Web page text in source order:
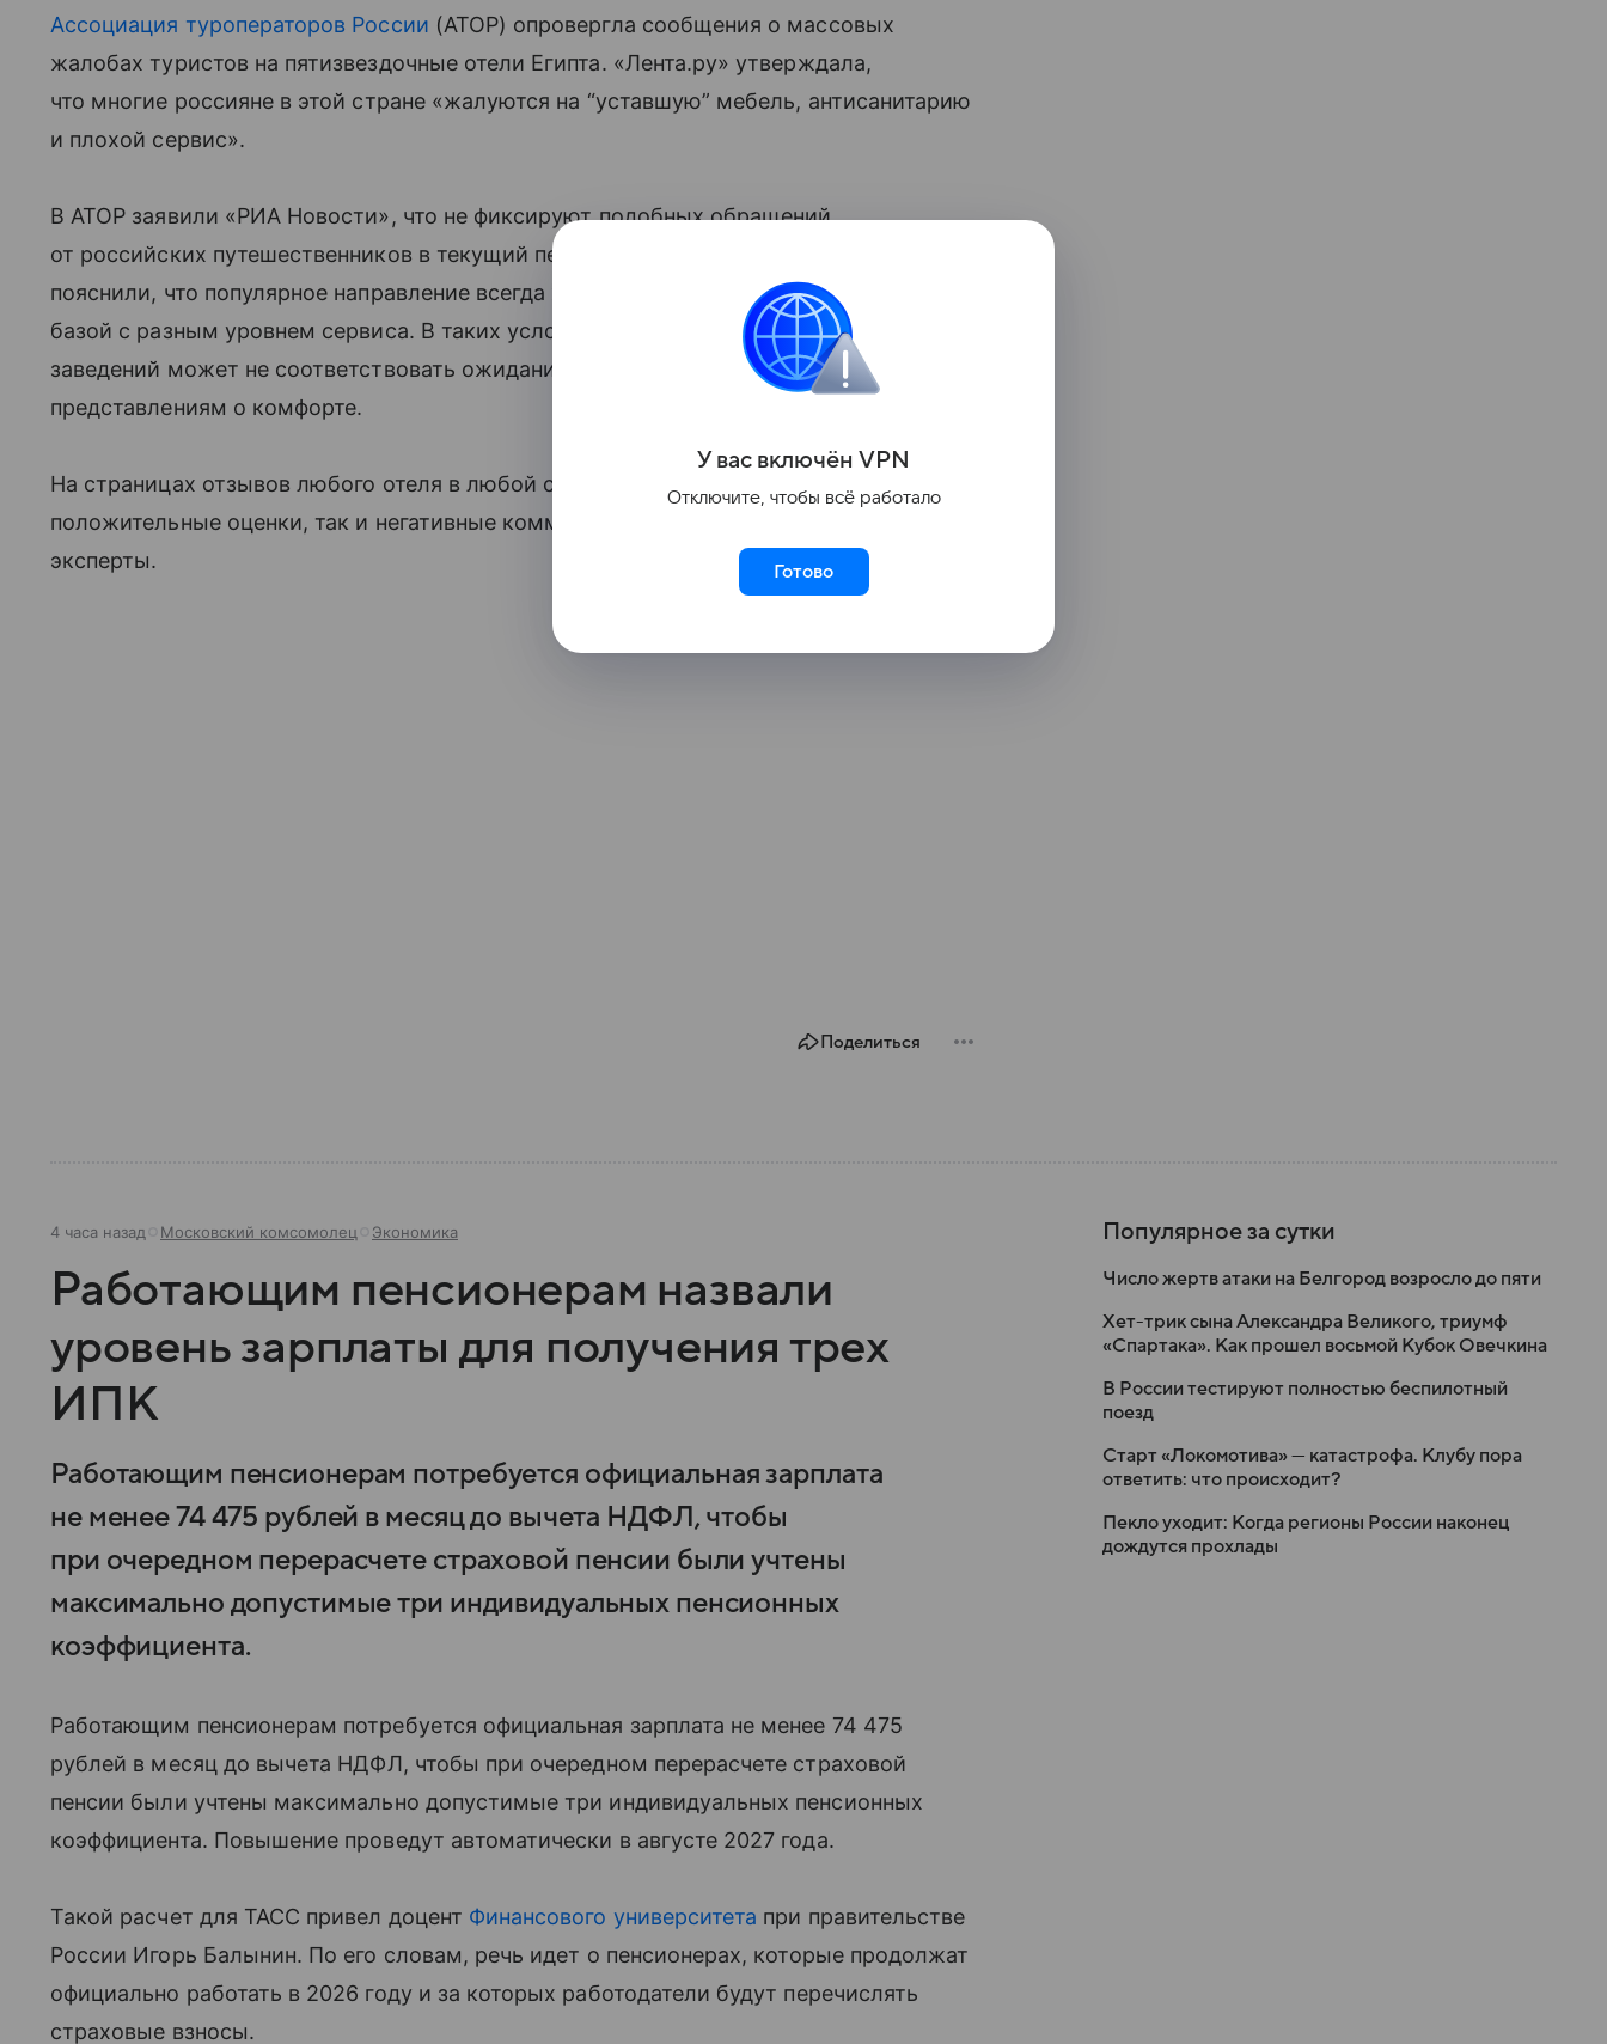
Ассоциация туроператоров России (АТОР) опровергла сообщения о массовых
жалобах туристов на пятизвездочные отели Египта. «Лента.ру» утверждала,
что многие россияне в этой стране «жалуются на “уставшую” мебель, антисанитарию
и плохой сервис».
В АТОР заявили «РИА Новости», что не фиксируют подобных обращений
от российских путешественников в текущий период. Представители ассоциации
пояснили, что популярное направление всегда характеризуется обширной отельной
базой с разным уровнем сервиса. В таких условиях инфраструктура отдельных
заведений может не соответствовать ожиданиям гостей или их субъективным
представлениям о комфорте.
На страницах отзывов любого отеля в любой стране одновременно встречаются как
положительные оценки, так и негативные комментарии от туристов, добавили
эксперты.
Поделиться
4 часа назад Московский комсомолец Экономика
Работающим пенсионерам назвали
уровень зарплаты для получения трех
ИПК
Работающим пенсионерам потребуется официальная зарплата
не менее 74 475 рублей в месяц до вычета НДФЛ, чтобы
при очередном перерасчете страховой пенсии были учтены
максимально допустимые три индивидуальных пенсионных
коэффициента.
Работающим пенсионерам потребуется официальная зарплата не менее 74 475
рублей в месяц до вычета НДФЛ, чтобы при очередном перерасчете страховой
пенсии были учтены максимально допустимые три индивидуальных пенсионных
коэффициента. Повышение проведут автоматически в августе 2027 года.
Такой расчет для ТАСС привел доцент Финансового университета при правительстве
России Игорь Балынин. По его словам, речь идет о пенсионерах, которые продолжат
официально работать в 2026 году и за которых работодатели будут перечислять
страховые взносы.
Популярное за сутки
Число жертв атаки на Белгород возросло до пяти
Хет-трик сына Александра Великого, триумф
«Спартака». Как прошел восьмой Кубок Овечкина
В России тестируют полностью беспилотный
поезд
Старт «Локомотива» — катастрофа. Клубу пора
ответить: что происходит?
Пекло уходит: Когда регионы России наконец
дождутся прохлады
У вас включён VPN
Отключите, чтобы всё работало
Готово